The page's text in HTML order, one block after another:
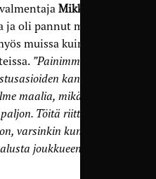
Mikko
oli pannut merkille
muissa kuin
”Painimme
kanssa.
maalia, mikä saa
Töitä riittää
varsinkin kun
joukkueen ison